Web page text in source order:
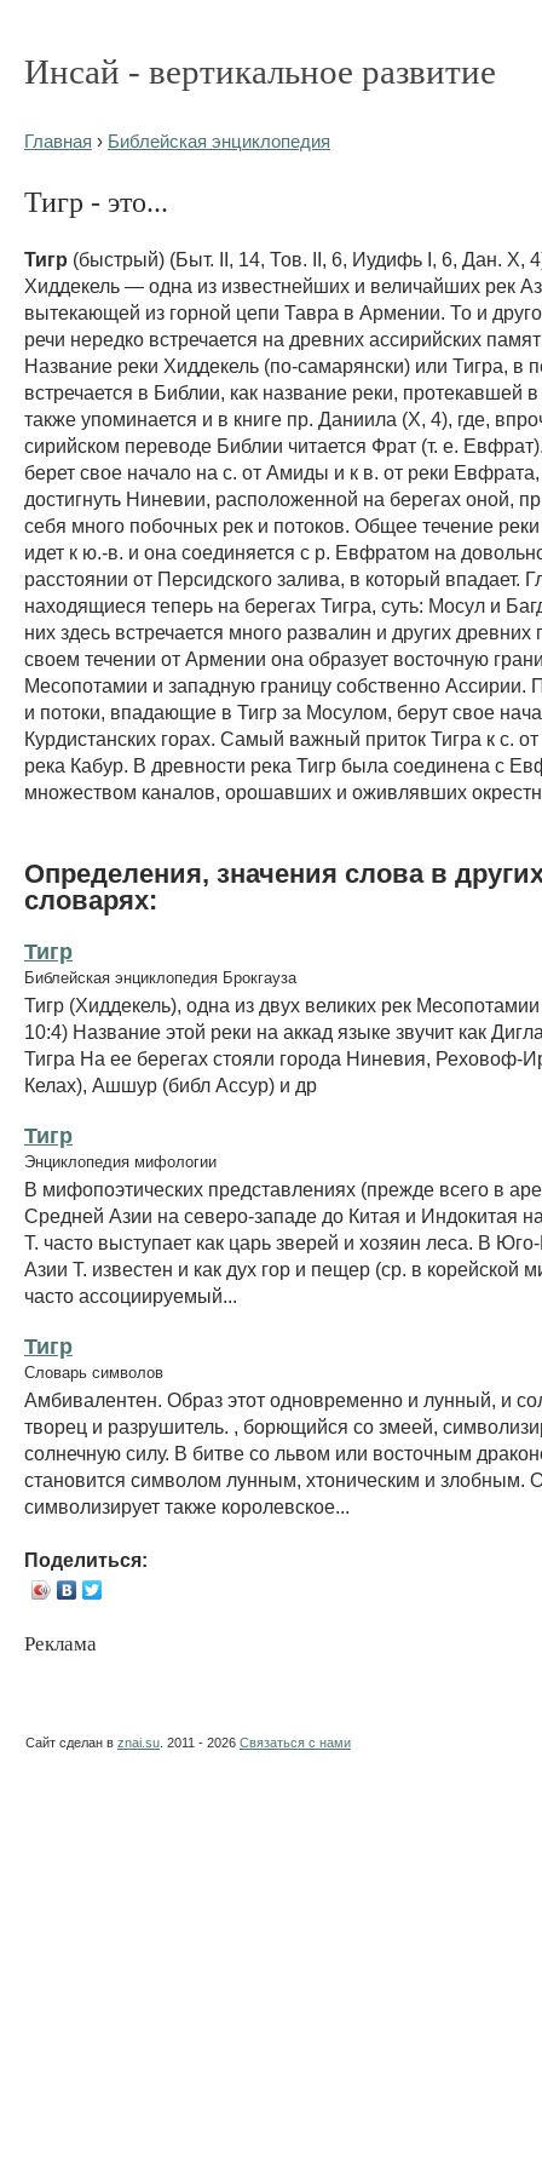
Инсай - вертикальное развитие
Главная › Библейская энциклопедия
Тигр - это...
Тигр (быстрый) (Быт. II, 14, Тов. II, 6, Иудифь I, 6, Дан. X,
Хиддекель — одна из известнейших и величайших рек
вытекающей из горной цепи Тавра в Армении. То и
речи нередко встречается на древних ассирийских
Название реки Хиддекель (по-самарянски) или Тигра, в
встречается в Библии, как название реки, протекавшей
также упоминается и в книге пр. Даниила (X, 4), где,
сирийском переводе Библии читается Фрат (т. е.
берет свое начало на с. от Амиды и к в. от реки
достигнуть Ниневии, расположенной на берегах оной,
себя много побочных рек и потоков. Общее течение
идет к ю.-в. и она соединяется с р. Евфратом на
расстоянии от Персидского залива, в который впадает.
находящиеся теперь на берегах Тигра, суть: Мосул и
них здесь встречается много развалин и других древних
своем течении от Армении она образует восточную
Месопотамии и западную границу собственно Ассирии.
и потоки, впадающие в Тигр за Мосулом, берут свое
Курдистанских горах. Самый важный приток Тигра к с.
река Кабур. В древности река Тигр была соединена с
множеством каналов, орошавших и оживлявших
Определения, значения слова в
словарях:
Тигр
Библейская энциклопедия Брокгауза
Тигр (Хиддекель), одна из двух великих рек
10:4) Название этой реки на аккад языке звучит как
Тигра На ее берегах стояли города Ниневия, Реховоф-
Келах), Ашшур (библ Ассур) и др
Тигр
Энциклопедия мифологии
В мифопоэтических представлениях (прежде всего в
Средней Азии на северо-западе до Китая и Индокитая
Т. часто выступает как царь зверей и хозяин леса. В
Азии Т. известен и как дух гор и пещер (ср. в корейской
часто ассоциируемый...
Тигр
Словарь символов
Амбивалентен. Образ этот одновременно и лунный, и
творец и разрушитель. , борющийся со змеей,
солнечную силу. В битве со львом или восточным
становится символом лунным, хтоническим и злобным.
символизирует также королевское...
Поделиться:
Реклама
Сайт сделан в znai.su . 2011 - 2026 Связаться с нами